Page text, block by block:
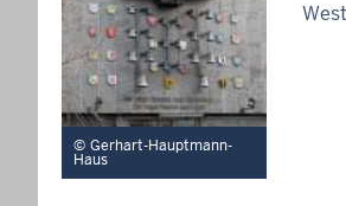
Gerhart-Hauptmann-
Haus